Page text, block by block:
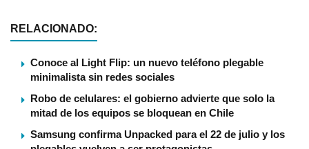
RELACIONADO:
Conoce al Light Flip: un nuevo teléfono plegable
minimalista sin redes sociales
Robo de celulares: el gobierno advierte que solo la
mitad de los equipos se bloquean en Chile
Samsung confirma Unpacked para el 22 de julio y los